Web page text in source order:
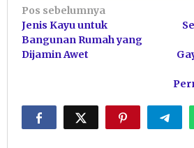
Navigasi
pos
Pos sebelumnya
Jenis Kayu untuk
Bangunan Rumah yang
Dijamin Awet